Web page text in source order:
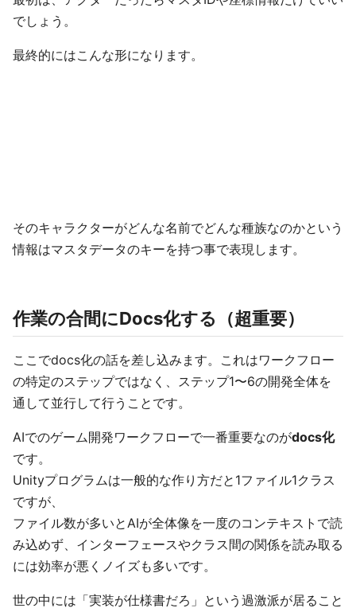
でしょう。
最終的にはこんな形になります。
そのキャラクターがどんな名前でどんな種族なのかという
情報はマスタデータのキーを持つ事で表現します。
作業の合間にDocs化する（超重要）
ここでdocs化の話を差し込みます。これはワークフロー
の特定のステップではなく、ステップ1〜6の開発全体を
通して並行して行うことです。
AIでのゲーム開発ワークフローで一番重要なのがdocs化
です。
Unityプログラムは一般的な作り方だと1ファイル1クラス
ですが、
ファイル数が多いとAIが全体像を一度のコンテキストで読
み込めず、インターフェースやクラス間の関係を読み取る
には効率が悪くノイズも多いです。
世の中には「実装が仕様書だろ」という過激派が居ること